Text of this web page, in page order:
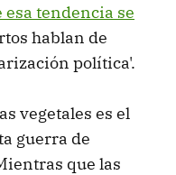
esa tendencia se
hablan de
política'.
vegetales es el
guerra de
que las